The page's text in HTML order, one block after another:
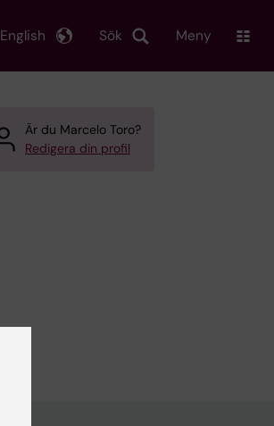
Sök
English Meny
Är du Marcelo Toro?
Redigera din profil